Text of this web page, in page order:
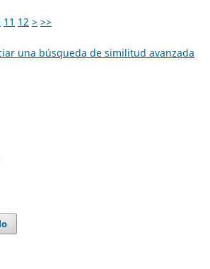
11 12 > >>
una búsqueda de similitud avanzada